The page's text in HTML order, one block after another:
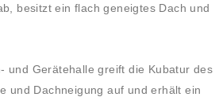
besitzt ein flach geneigtes Dach und
und Gerätehalle greift die Kubatur des
und Dachneigung auf und erhält ein